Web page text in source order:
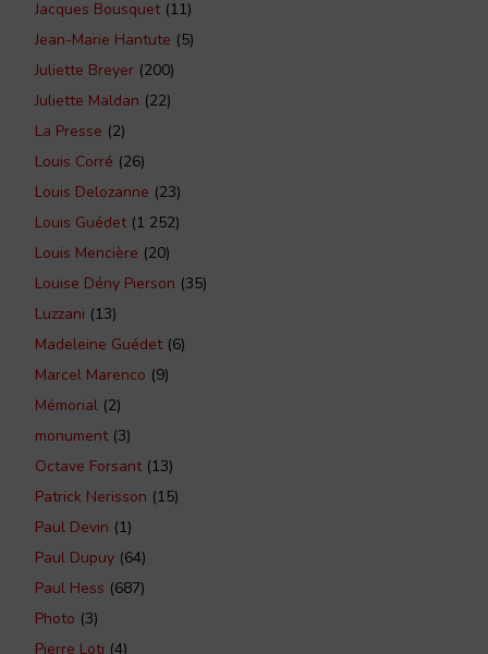
Jacques Bousquet(11)
Jean-Marie Hantute (5)
Juliette Breyer (200)
Juliette Maldan (22)
La Presse (2)
Louis Corré (26)
Louis Delozanne (23)
Louis Guédet(1 252)
Louis Mencière (20)
Louise Dény Pierson (35)
Luzzani (13)
Madeleine Guédet(6)
Marcel Marenco (9)
Mémorial (2)
monument(3)
Octave Forsant(13)
Patrick Nerisson (15)
Paul Devin (1)
Paul Dupuy (64)
Paul Hess (687)
Photo (3)
Pierre Loti (4)